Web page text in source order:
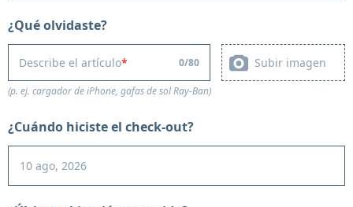
¿Qué olvidaste?
Describe el artículo 0/80 Subir imagen
(p. ej. cargador de iPhone, gafas de sol Ray-Ban)
¿Cuándo hiciste el check-out?